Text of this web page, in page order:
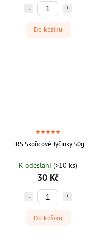
Do košíku
TRS Skořicové Tyčinky 50g
K odeslaní (>10 ks)
30 Kč
Do košíku